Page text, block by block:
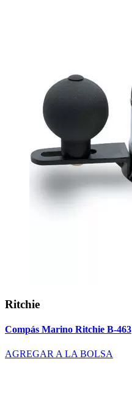
Ritchie
Compás Marino Ritchie B-463
AGREGAR A LA BOLSA